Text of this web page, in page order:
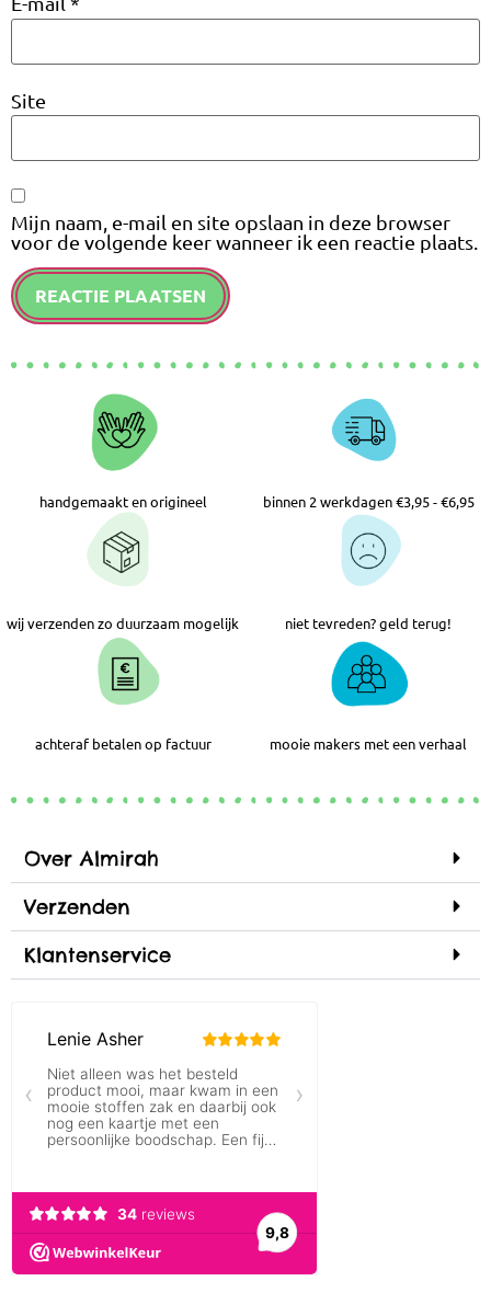
Site
Mijn naam, e-mail en site opslaan in deze browser
voor de volgende keer wanneer ik een reactie plaats.
handgemaakt en origineel binnen 2 werkdagen €3,95 - €6,95
wij verzenden zo duurzaam mogelijk niet tevreden? geld terug!
achteraf betalen op factuur mooie makers met een verhaal
Over Almirah
Verzenden
Klantenservice